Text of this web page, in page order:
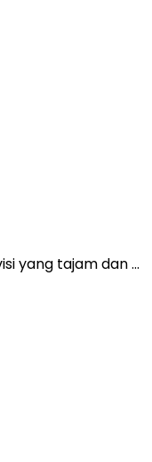
yang tajam dan ...